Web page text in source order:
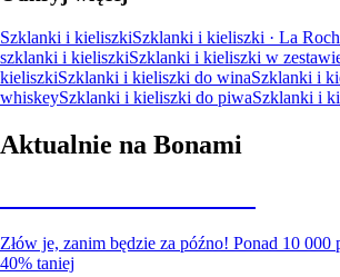
Szklanki i kieliszkiSzklanki i kieliszki · La
szklanki i kieliszkiSzklanki i kieliszki w
kieliszkiSzklanki i kieliszki do winaSzklanki i
whiskeySzklanki i kieliszki do piwaSzklanki i
Aktualnie na Bonami
Złów je, zanim będzie za późno! Ponad 10 000
40% taniej